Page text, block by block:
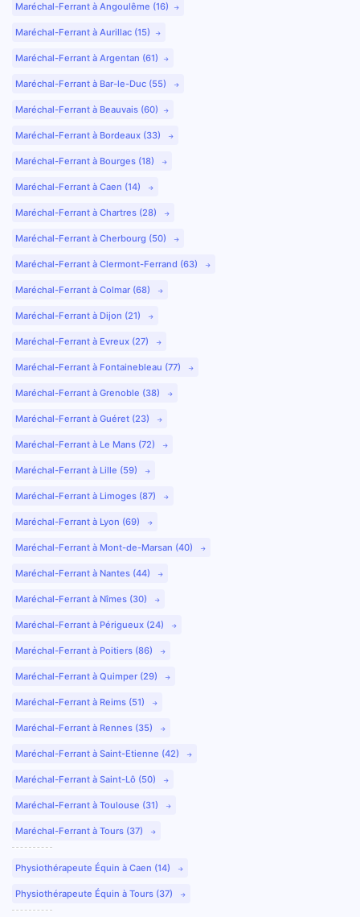
Maréchal-Ferrant à Angoulême (16)
Maréchal-Ferrant à Aurillac (15)
Maréchal-Ferrant à Argentan (61)
Maréchal-Ferrant à Bar-le-Duc (55)
Maréchal-Ferrant à Beauvais (60)
Maréchal-Ferrant à Bordeaux (33)
Maréchal-Ferrant à Bourges (18)
Maréchal-Ferrant à Caen (14)
Maréchal-Ferrant à Chartres (28)
Maréchal-Ferrant à Cherbourg (50)
Maréchal-Ferrant à Clermont-Ferrand (63)
Maréchal-Ferrant à Colmar (68)
Maréchal-Ferrant à Dijon (21)
Maréchal-Ferrant à Evreux (27)
Maréchal-Ferrant à Fontainebleau (77)
Maréchal-Ferrant à Grenoble (38)
Maréchal-Ferrant à Guéret (23)
Maréchal-Ferrant à Le Mans (72)
Maréchal-Ferrant à Lille (59)
Maréchal-Ferrant à Limoges (87)
Maréchal-Ferrant à Lyon (69)
Maréchal-Ferrant à Mont-de-Marsan (40)
Maréchal-Ferrant à Nantes (44)
Maréchal-Ferrant à Nîmes (30)
Maréchal-Ferrant à Périgueux (24)
Maréchal-Ferrant à Poitiers (86)
Maréchal-Ferrant à Quimper (29)
Maréchal-Ferrant à Reims (51)
Maréchal-Ferrant à Rennes (35)
Maréchal-Ferrant à Saint-Etienne (42)
Maréchal-Ferrant à Saint-Lô (50)
Maréchal-Ferrant à Toulouse (31)
Maréchal-Ferrant à Tours (37)
Physiothérapeute Équin à Caen (14)
Physiothérapeute Équin à Tours (37)